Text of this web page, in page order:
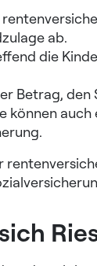
ab.
die
Betrag, den
können auch